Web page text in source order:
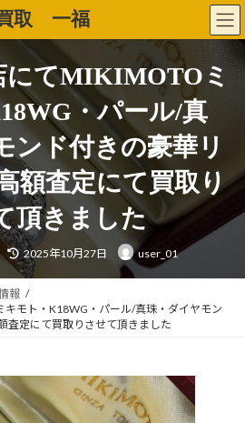
取 一福
にてMIKIMOTOミ
・パール/真
ンド付きの豪華リ
額査定にて買取り
頂きました
最
終
更
新
日
時
:
2025年10月27日 user_01
報
キモト・K18WG・パール/真珠・ダイヤモン
査定にて買取りさせて頂きました